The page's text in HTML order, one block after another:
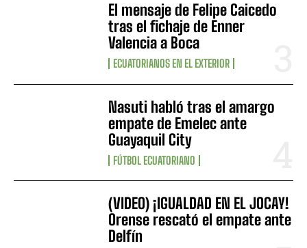
El mensaje de Felipe Caicedo
tras el fichaje de Enner
Valencia a Boca
ECUATORIANOS EN EL EXTERIOR
Nasuti habló tras el amargo
empate de Emelec ante
Guayaquil City
FÚTBOL ECUATORIANO
(VIDEO) ¡IGUALDAD EN EL JOCAY!
Orense rescató el empate ante
Delfín